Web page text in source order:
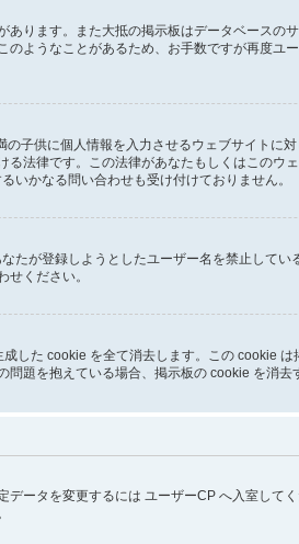
ります。また大抵の掲示板はデータベースの
ようなことがあるため、お手数ですが再度ユ
子供に個人情報を入力させるウェブサイトに
法律です。この法律があなたもしくはこのウ
いかなる問い合わせも受け付けておりません。
たが登録しようとしたユーザー名を禁止して
ください。
した cookie を全て消去します。この cookie
題を抱えている場合、掲示板の cookie を消去
ータを変更するには ユーザーCP へ入室して